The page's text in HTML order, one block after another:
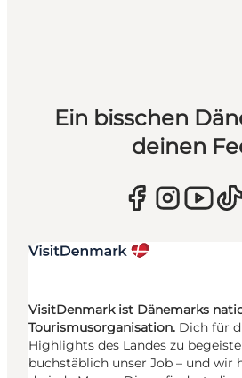
Ein bisschen
deinen
VisitDenmark ist Dänemarks
Tourismusorganisation. Dich für
Highlights des Landes zu
buchstäblich unser Job – und wir